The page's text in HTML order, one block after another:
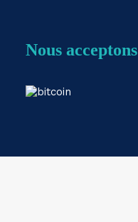
Nous acceptons